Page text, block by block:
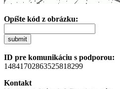
Opíšte kód z obrázku:
submit
ID pre komunikáciu s podporou:
14841702863525818299
Kontakt